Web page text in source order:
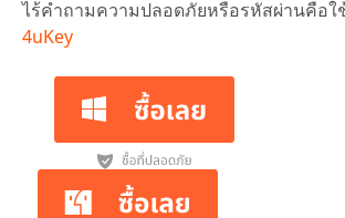
ไร้คำถามความปลอดภัยหรือรหัสผ่านคือใ
4uKey